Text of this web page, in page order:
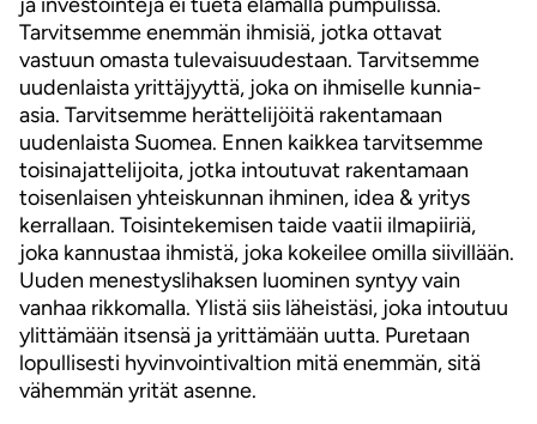
Tarvitsemme enemmän ihmisiä, jotka ottavat
vastuun omasta tulevaisuudestaan. Tarvitsemme
uudenlaista yrittäjyyttä, joka on ihmiselle kunnia-
asia. Tarvitsemme herättelijöitä rakentamaan
uudenlaista Suomea. Ennen kaikkea tarvitsemme
toisinajattelijoita, jotka intoutuvat rakentamaan
toisenlaisen yhteiskunnan ihminen, idea & yritys
kerrallaan. Toisintekemisen taide vaatii ilmapiiriä,
joka kannustaa ihmistä, joka kokeilee omilla siivillään.
Uuden menestyslihaksen luominen syntyy vain
vanhaa rikkomalla. Ylistä siis läheistäsi, joka intoutuu
ylittämään itsensä ja yrittämään uutta. Puretaan
lopullisesti hyvinvointivaltion mitä enemmän, sitä
vähemmän yrität asenne.